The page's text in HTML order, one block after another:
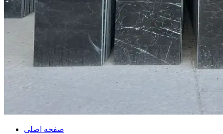
صفحه اصلی